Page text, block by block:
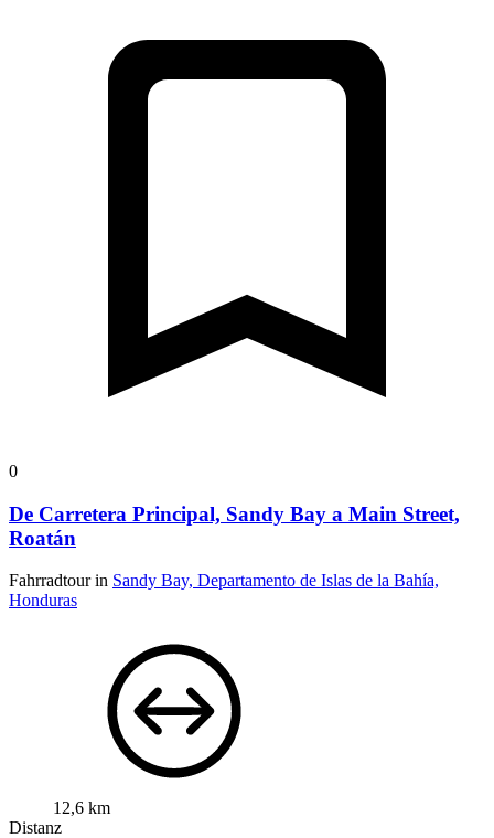
0
De Carretera Principal, Sandy Bay a Main Street,
Roatán
Fahrradtour in Sandy Bay, Departamento de Islas de la Bahía,
Honduras
12,6 km
Distanz